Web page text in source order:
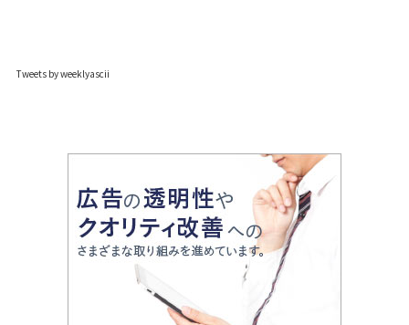
Tweets by weeklyascii